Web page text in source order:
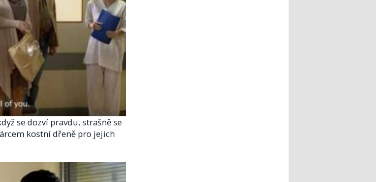
se dozví pravdu, strašně se
kostní dřeně pro jejich